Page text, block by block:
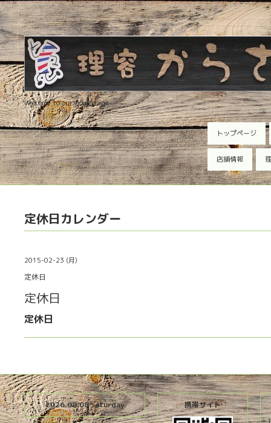
Welcome to our homepage
トップページ
店舗情報
定休日カレンダー
2015-02-23 (月)
定休日
定休日
定休日
2026.08.08 Saturday 携帯サイト